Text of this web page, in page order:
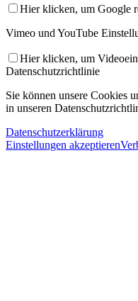
Hier klicken, um Google
Vimeo und YouTube
Hier klicken, um
Datenschutzrichtlinie
Sie können unsere Cookies
in unseren
Datenschutzerklärung
Einstellungen akzeptieren